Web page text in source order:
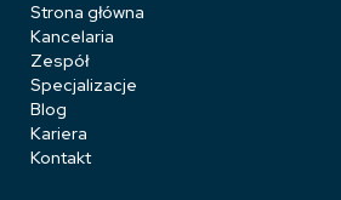
Strona główna
Kancelaria
Zespół
Specjalizacje
Blog
Kariera
Kontakt